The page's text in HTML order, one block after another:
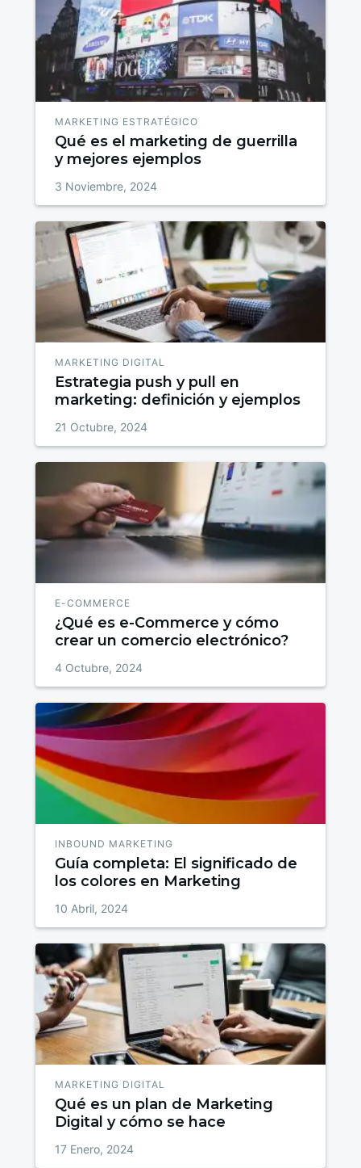
MARKETING ESTRATÉGICO
Qué es el marketing de guerrilla
y mejores ejemplos
3 Noviembre, 2024
MARKETING DIGITAL
Estrategia push y pull en
marketing: definición y ejemplos
21 Octubre, 2024
E-COMMERCE
¿Qué es e-Commerce y cómo
crear un comercio electrónico?
4 Octubre, 2024
INBOUND MARKETING
Guía completa: El significado de
los colores en Marketing
10 Abril, 2024
MARKETING DIGITAL
Qué es un plan de Marketing
Digital y cómo se hace
17 Enero, 2024